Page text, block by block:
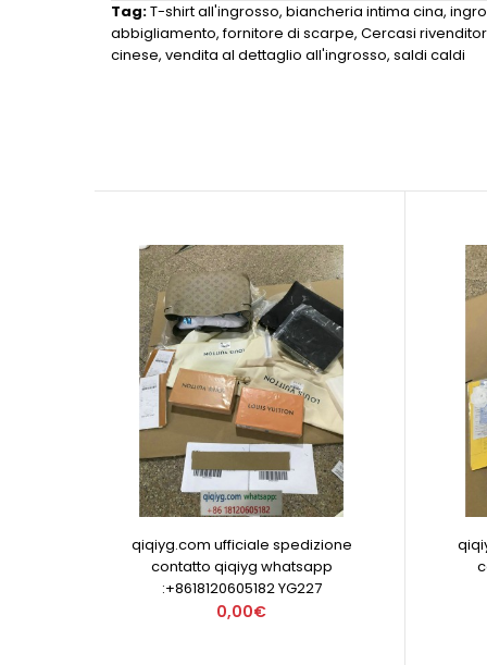
Tag:T-shirt all'ingrosso, biancheria intima cina,
abbigliamento,fornitore di scarpe, Cercasi
cinese, vendita al dettaglio all'ingrosso, saldi caldi
qiqiyg.com ufficiale spedizione
contatto qiqiyg whatsapp
:+8618120605182 YG227
0,00€